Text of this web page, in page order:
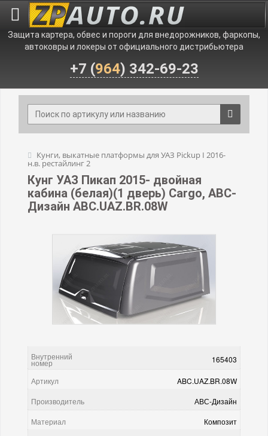
Защита картера, обвес и пороги для внедорожников, фаркопы,
автоковры и локеры от официального дистрибьютера
+7 (964) 342-69-23
Кунги, выкатные платформы для УАЗ Pickup I 2016-
н.в. рестайлинг 2
Кунг УАЗ Пикап 2015- двойная
кабина (белая)(1 дверь) Cargo, АВС-
Дизайн ABC.UAZ.BR.08W
Внутренний
номер 165403
Артикул
ABC.UAZ.BR.08W
Производитель
АВС-Дизайн
Материал
Композит